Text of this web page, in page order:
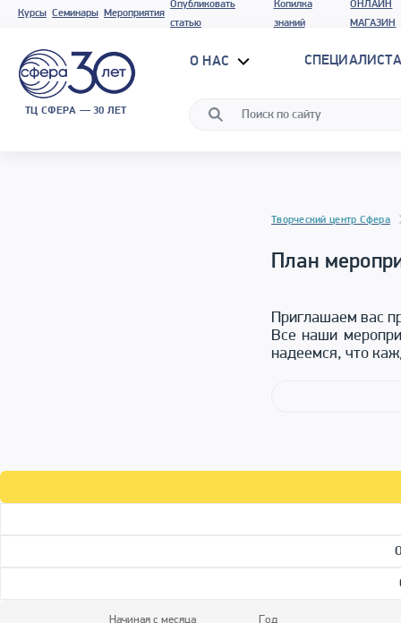
Курсы Семинары Мероприятия
Опубликовать
статью
Копилка
знаний
ОНЛАЙН
МАГАЗИН
ТЦ СФЕРА — 30 ЛЕТ
О НАС
Творческий центр Сфера
План
Приглашаем вас
Все наши
надеемся, что
Начиная с месяца Год